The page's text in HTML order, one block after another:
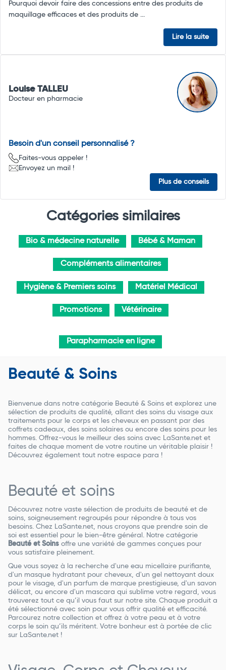
Pourquoi devoir faire des concessions entre des produits de
maquillage efficaces et des produits de ...
Lire la suite
Louise TALLEU
Docteur en pharmacie
Besoin d'un conseil personnalisé ?
Faites-vous appeler !
Envoyez un mail !
Plus de conseils
Catégories similaires
Bio & médecine naturelle Bébé & Maman
Compléments alimentaires
Hygiène & Premiers soins Matériel Médical
Promotions Vétérinaire
Parapharmacie en ligne
Beauté & Soins
Bienvenue dans notre catégorie Beauté & Soins et explorez une
sélection de produits de qualité, allant des soins du visage aux
traitements pour le corps et les cheveux en passant par des
coffrets cadeaux, des soins solaires ou encore des soins pour les
hommes. Offrez-vous le meilleur des soins avec LaSante.net et
faites de chaque moment de votre routine un véritable plaisir !
Découvrez également tout notre espace para !
Beauté et soins
Découvrez notre vaste sélection de produits de beauté et de
soins, soigneusement regroupés pour répondre à tous vos
besoins. Chez LaSante.net, nous croyons que prendre soin de
soi est essentiel pour le bien-être général. Notre catégorie
Beauté et Soins offre une variété de gammes conçues pour
vous satisfaire pleinement.
Que vous soyez à la recherche d'une eau micellaire purifiante,
d'un masque hydratant pour cheveux, d'un gel nettoyant doux
pour le visage, d'un parfum de marque prestigieuse, d'un savon
délicat, ou encore d'un mascara qui sublime votre regard, vous
trouverez tout ce qu’il vous faut sur notre site. Chaque produit a
été sélectionné avec soin pour vous offrir qualité et efficacité.
Parcourez notre collection et offrez à votre peau et à votre
corps le soin qu’ils méritent. Votre bonheur est à portée de clic
sur LaSante.net !